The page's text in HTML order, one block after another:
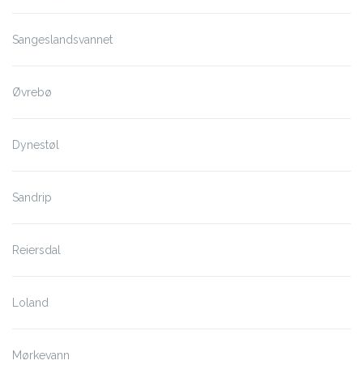
Sangeslandsvannet
Øvrebø
Dynestøl
Sandrip
Reiersdal
Loland
Mørkevann